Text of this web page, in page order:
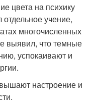
цвета на психику
учение,
многочисленных
выявил, что темные
успокаивают и
настроение и